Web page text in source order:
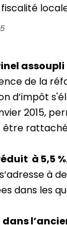
assoupli
de la
d’impôt
2015,
être
à 5,5
à
dans les
dans